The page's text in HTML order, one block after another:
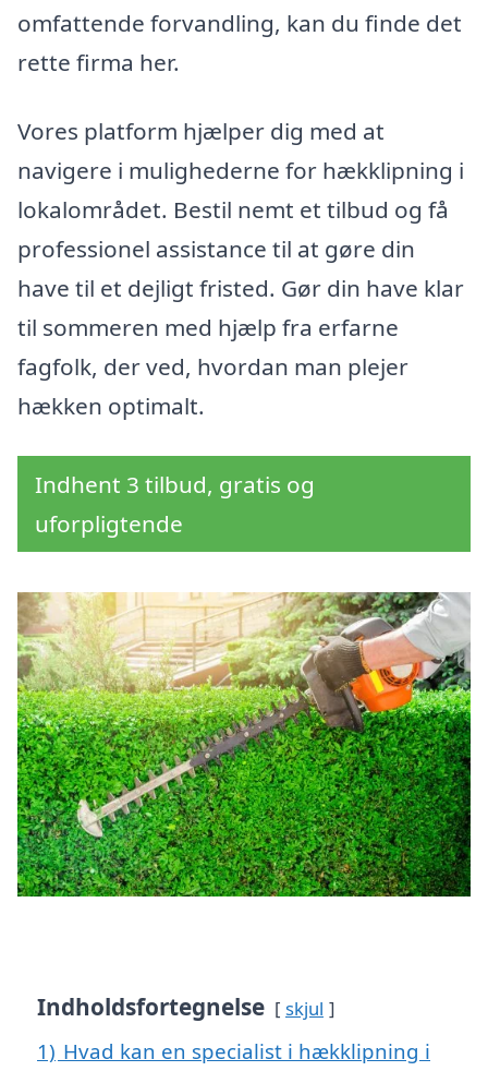
omfattende forvandling, kan du finde det
rette firma her.
Vores platform hjælper dig med at
navigere i mulighederne for hækklipning i
lokalområdet. Bestil nemt et tilbud og få
professionel assistance til at gøre din
have til et dejligt fristed. Gør din have klar
til sommeren med hjælp fra erfarne
fagfolk, der ved, hvordan man plejer
hækken optimalt.
Indhent 3 tilbud, gratis og
uforpligtende
Indholdsfortegnelse skjul
1) Hvad kan en specialist i hækklipning i